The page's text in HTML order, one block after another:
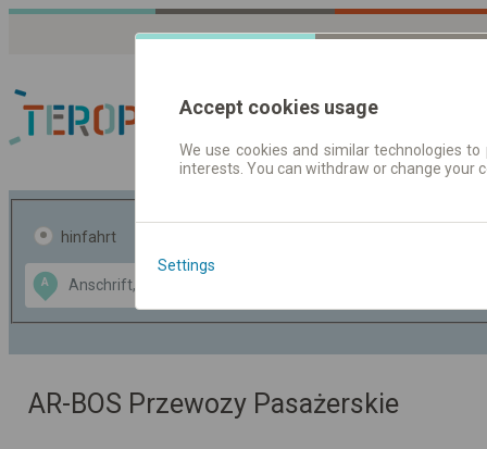
Fahrplandaten |
hinfahrt
A
Data CC-BY-SA
OpenStreetMap
GeoLite data by
AR-BOS Przewozy Pasażerskie
Accept cookies usage
We use cookies and similar technologies
interests. You can withdraw or change
Settings